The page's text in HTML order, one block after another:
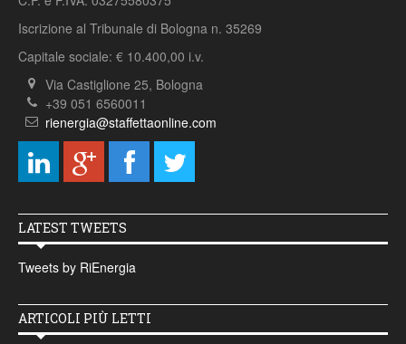
Iscrizione al Tribunale di Bologna n. 35269
Capitale sociale: € 10.400,00 i.v.
Via Castiglione 25, Bologna
+39 051 6560011
rienergia@staffettaonline.com
LATEST TWEETS
Tweets by RiEnergia
ARTICOLI PIÙ LETTI